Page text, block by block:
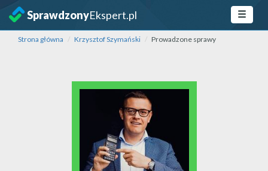
SprawdzonyEkspert.pl
Strona główna Krzysztof Szymański Prowadzone sprawy